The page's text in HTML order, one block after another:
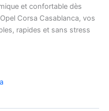
et confortable dès
Corsa Casablanca, vos
rapides et sans stress